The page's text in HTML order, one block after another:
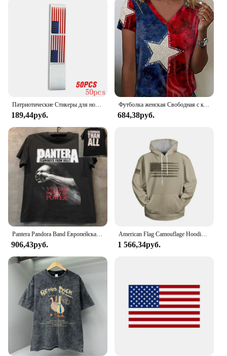
Патриотические Стикеры для ноутбуков, карт и скрапбукинга, 50-250 шт.
189,44руб.
Футболка женская Свободная с коротким рукавом и V-образным вырезом
684,38руб.
Pantera Pandora Band Европейская и американская рок-хэви-метал Периферийные устройства с коротким рукавом Хип-хоп Жареная уличная женская трендовая футболка
906,43руб.
American Flag Camouflage Hoodie Men Clothing 3D USA Patriotic Printed New in Hoodies Women Harajuku Fashion y2k Pocket Pullover
1 566,34руб.